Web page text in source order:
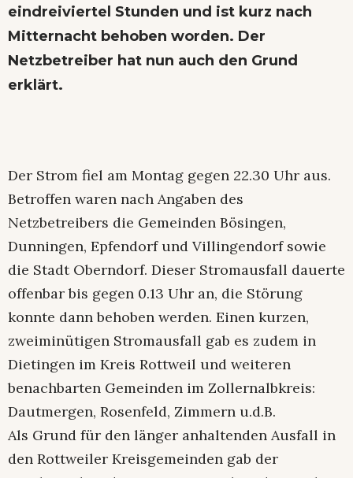
eindreiviertel Stunden und ist kurz nach
Mitternacht behoben worden. Der
Netzbetreiber hat nun auch den Grund
erklärt.
Der Strom fiel am Montag gegen 22.30 Uhr aus.
Betroffen waren nach Angaben des
Netzbetreibers die Gemeinden Bösingen,
Dunningen, Epfendorf und Villingendorf sowie
die Stadt Oberndorf. Dieser Stromausfall dauerte
offenbar bis gegen 0.13 Uhr an, die Störung
konnte dann behoben werden. Einen kurzen,
zweiminütigen Stromausfall gab es zudem in
Dietingen im Kreis Rottweil und weiteren
benachbarten Gemeinden im Zollernalbkreis:
Dautmergen, Rosenfeld, Zimmern u.d.B.
Als Grund für den länger anhaltenden Ausfall in
den Rottweiler Kreisgemeinden gab der